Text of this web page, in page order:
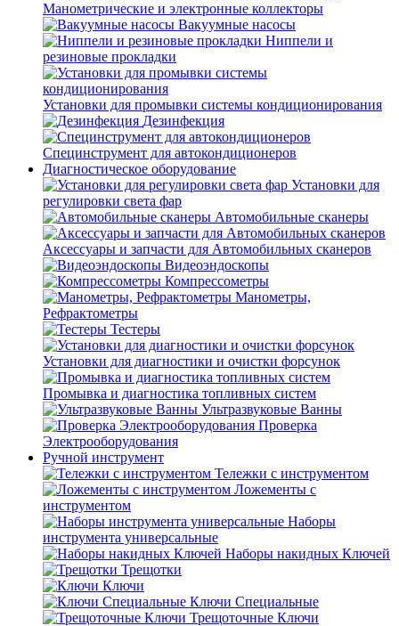
Манометрические и электронные коллекторы
Вакуумные насосы
Ниппели и
резиновые прокладки
Установки для промывки системы кондиционирования
Дезинфекция
Специнструмент для автокондиционеров
Диагностическое оборудование
Установки для
регулировки света фар
Автомобильные сканеры
Аксессуары и запчасти для Автомобильных сканеров
Видеоэндоскопы
Компрессометры
Манометры,
Рефрактометры
Тестеры
Установки для диагностики и очистки форсунок
Промывка и диагностика топливных систем
Ультразвуковые Ванны
Проверка
Электрооборудования
Ручной инструмент
Тележки с инструментом
Ложементы с
инструментом
Наборы
инструмента универсальные
Наборы накидных Ключей
Трещотки
Ключи
Ключи Специальные
Трещоточные Ключи